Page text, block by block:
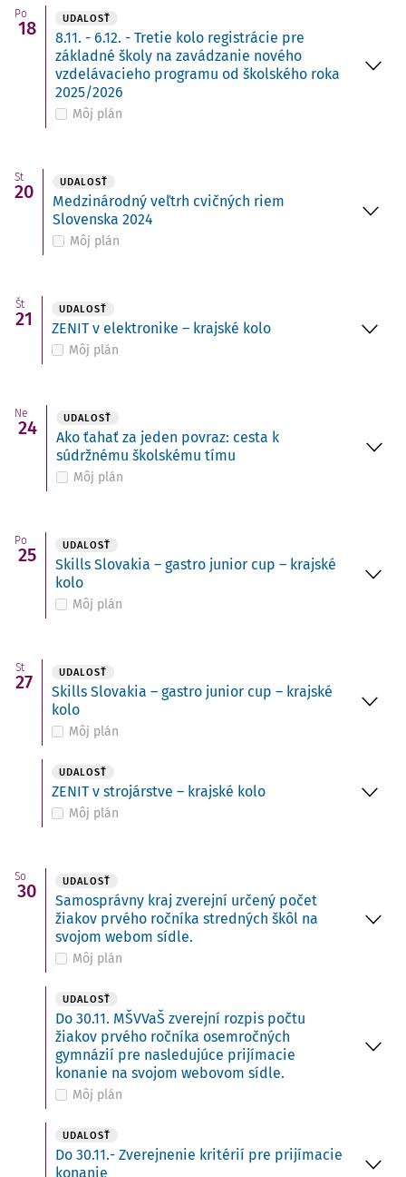
Po
18 UDALOSŤ
8.11. - 6.12. - Tretie kolo registrácie pre
základné školy na zavádzanie nového
vzdelávacieho programu od školského roka
2025/2026
Môj plán
St
20 UDALOSŤ
Medzinárodný veľtrh cvičných riem
Slovenska 2024
Môj plán
Št
21 UDALOSŤ
ZENIT v elektronike – krajské kolo
Môj plán
Ne
24 UDALOSŤ
Ako ťahať za jeden povraz: cesta k
súdržnému školskému tímu
Môj plán
Po
25 UDALOSŤ
Skills Slovakia – gastro junior cup – krajské
kolo
Môj plán
St
27 UDALOSŤ
Skills Slovakia – gastro junior cup – krajské
kolo
Môj plán
UDALOSŤ
ZENIT v strojárstve – krajské kolo
Môj plán
So
30 UDALOSŤ
Samosprávny kraj zverejní určený počet
žiakov prvého ročníka stredných škôl na
svojom webom sídle.
Môj plán
UDALOSŤ
Do 30.11. MŠVVaŠ zverejní rozpis počtu
žiakov prvého ročníka osemročných
gymnázií pre nasledujúce prijímacie
konanie na svojom webovom sídle.
Môj plán
UDALOSŤ
Do 30.11.- Zverejnenie kritérií pre prijímacie
konanie